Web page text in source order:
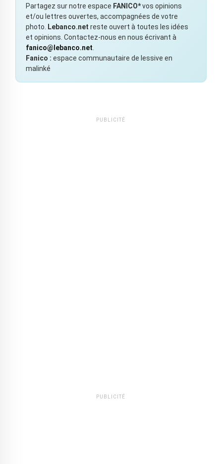
Partagez sur notre espace FANICO*vos opinions
et/ou lettres ouvertes, accompagnées de votre
photo.
Lebanco.net reste ouvert à toutes les idées
et opinions. Contactez-nous en nous écrivant à
fanico@lebanco.net
Fanico : espace communautaire de lessive en
malinké
PUBLICITÉ
PUBLICITÉ